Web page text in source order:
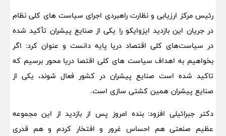
رئیس مرکز ارزیابی و نظارت راهبردی اجرای سیاست های کلی نظام
در جریان این بازدید ایزوایکو را یکی از صنایع پیشران تأکید شده
در سیاست‌های کلی اقتصاد دریا پایه دانست و عنوان کرد: اگر
بخواهیم به اهداف سیاست های کلی اقتصا دریا محور برسیم که
تاکید شده است صنایع پیشران در کشور فعال شوند، یکی از
صنایع پیشران همین کشتی سازی است.
دکتر جبرائیلی افزود: بنده امروز پس از بازدید از این مجموعه
عظیم صنعتی هم احساس غرور و افتخار کردم و هم قدری